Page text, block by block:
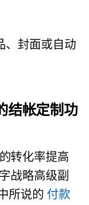
、封面或自动
结帐定制功
转化率提高
战略高级副
所说的 付款